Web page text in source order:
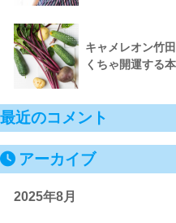
キャメレオン竹
くちゃ開運する
最近のコメント
アーカイブ
2025年8月